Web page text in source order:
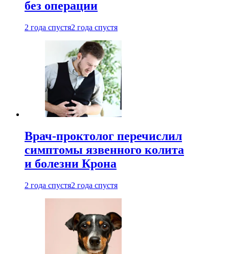
без операции
2 года спустя2 года спустя
Врач-проктолог перечислил
симптомы язвенного колита
и болезни Крона
2 года спустя2 года спустя